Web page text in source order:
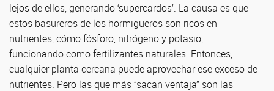
lejos de ellos, generando ‘supercardos’. La causa es que
estos basureros de los hormigueros son ricos en
nutrientes, cómo fósforo, nitrógeno y potasio,
funcionando como fertilizantes naturales. Entonces,
cualquier planta cercana puede aprovechar ese exceso de
nutrientes. Pero las que más “sacan ventaja” son las